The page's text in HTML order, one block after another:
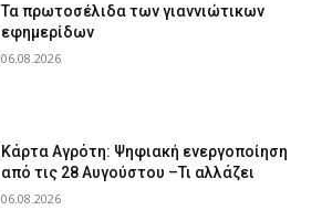
Τα πρωτοσέλιδα των γιαννιώτικων
εφημερίδων
06.08.2026
Κάρτα Αγρότη: Ψηφιακή ενεργοποίηση
από τις 28 Αυγούστου –Τι αλλάζει
06.08.2026